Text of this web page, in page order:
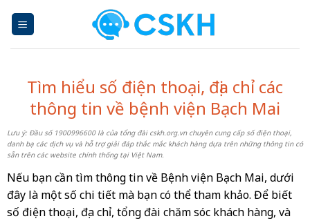
Tìm hiểu số điện thoại, địa chỉ các
thông tin về bệnh viện Bạch Mai
Lưu ý: Đầu số 1900996600 là của tổng đài cskh.org.vn chuyên cung cấp số điện thoại,
danh bạ các dịch vụ và hỗ trợ giải đáp thắc mắc khách hàng dựa trên những thông tin có
sẵn trên các website chính thống tại Việt Nam.
Nếu bạn cần tìm thông tin về Bệnh viện Bạch Mai, dưới
đây là một số chi tiết mà bạn có thể tham khảo. Để biết
số điện thoại, địa chỉ, tổng đài chăm sóc khách hàng, và